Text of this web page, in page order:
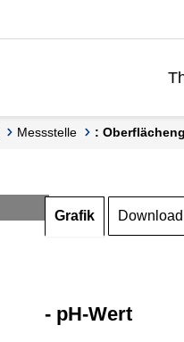
Messstelle :
Grafik Download
- pH-Wert